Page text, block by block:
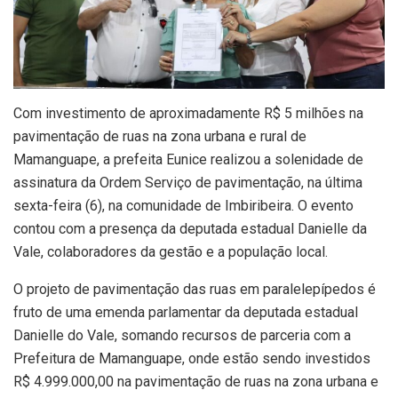
Com investimento de aproximadamente R$ 5 milhões na
pavimentação de ruas na zona urbana e rural de
Mamanguape, a prefeita Eunice realizou a solenidade de
assinatura da Ordem Serviço de pavimentação, na última
sexta-feira (6), na comunidade de Imbiribeira. O evento
contou com a presença da deputada estadual Danielle da
Vale, colaboradores da gestão e a população local.
O projeto de pavimentação das ruas em paralelepípedos é
fruto de uma emenda parlamentar da deputada estadual
Danielle do Vale, somando recursos de parceria com a
Prefeitura de Mamanguape, onde estão sendo investidos
R$ 4.999.000,00 na pavimentação de ruas na zona urbana e